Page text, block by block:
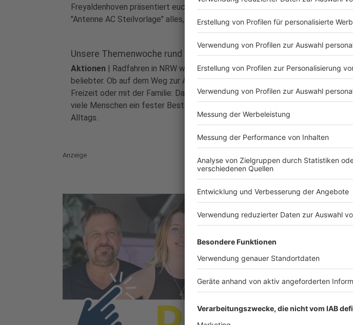
Freyaldenhoven präsentiert euch in der
"Antenne AC Steilvorlage" alles, was ihr über die
gefeiert. Was für ein
unvergesslichen Hits von
euch, dem besten
Unsere Themenwoche rund ums Fahrrad
Aktionen | Radfahren in NRW wird immer
beliebter. Ob auf dem Weg zur Arbeit, in der
Freizeit oder mit der Familie: Das Fahrrad ist für
viele Menschen ein fester Bestandteil des
Alltags.
Psychotherapeuten
StädteRegion Aachen |
Honorarkürzung und GKV-
Begriffen beschäftigen
Wochen und Monaten
mit weniger Geld für ihre
Psychotherapeutin Julia
gesprochen.
Anzeige